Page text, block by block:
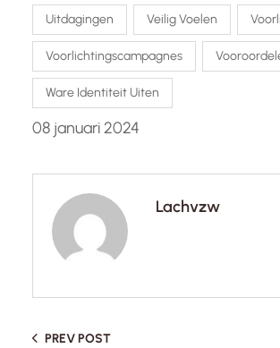
Uitdagingen Veilig Voelen
Voorlichtingscampagnes
Ware Identiteit Uiten
08 januari 2024
Lachvzw
PREV POST